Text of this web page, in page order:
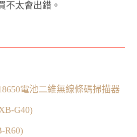
不太會出錯。
電池二維無線條碼掃描器
G40)
R60)